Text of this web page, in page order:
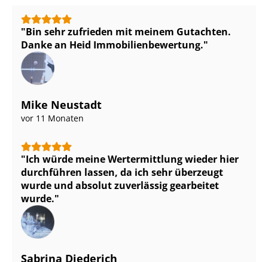
Bin sehr zufrieden mit meinem Gutachten.
Danke an Heid Im­mo­bi­li­en­be­wer­tung.
Mike Neustadt
vor 11 Monaten
Ich würde meine Wertermittlung wieder hier
durchführen lassen, da ich sehr überzeugt
wurde und absolut zuverlässig gearbeitet
wurde.
Sabrina Diederich